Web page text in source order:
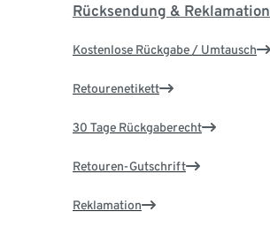
Rücksendung & Reklamation
Kostenlose Rückgabe / Umtausch
Retourenetikett
30 Tage Rückgaberecht
Retouren-Gutschrift
Reklamation